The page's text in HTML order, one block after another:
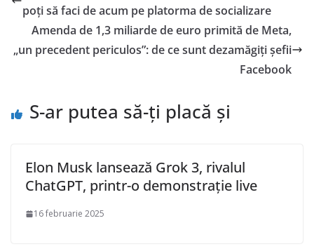
poți să faci de acum pe platorma de socializare
Amenda de 1,3 miliarde de euro primită de Meta,
„un precedent periculos”: de ce sunt dezamăgiți șefii
Facebook
S-ar putea să-ți placă și
Elon Musk lansează Grok 3, rivalul
ChatGPT, printr-o demonstrație live
16 februarie 2025